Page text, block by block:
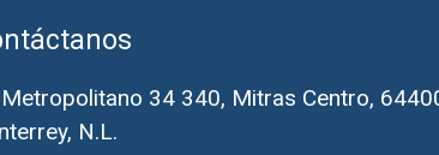
Metropolitano 34 340, Mitras Centro,
N.L.